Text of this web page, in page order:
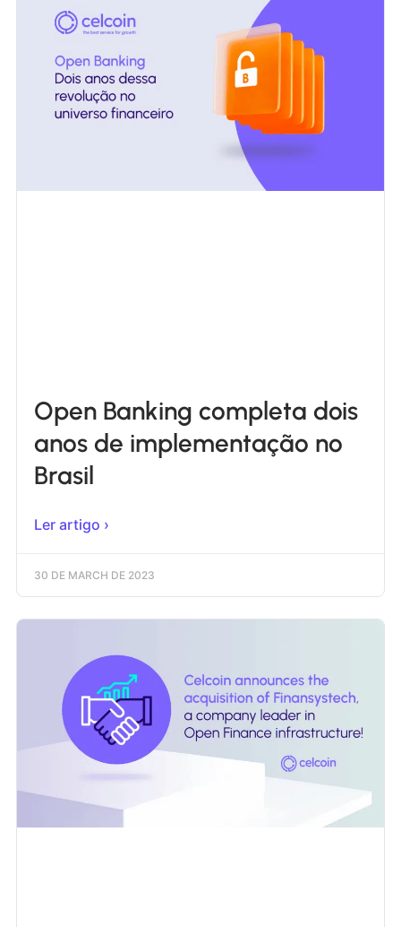
Open Banking completa dois
anos de implementação no
Brasil
Ler artigo ›
30 DE MARCH DE 2023